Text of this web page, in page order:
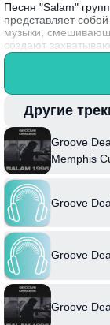
Песня "Salam"
представляет
музыки,
создают
транс,
Уникальные
не только
Интересным
известны своей
музыкальные жанры,
которые заложили
музыкальной сцене
Другие
Groove
Memphis
Groove
Groove
Groove